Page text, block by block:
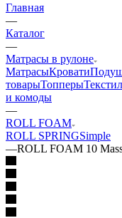
Главная
—
Каталог
—
Матрасы в рулоне
МатрасыКровати
товарыТопперы
и комоды
—
ROLL FOAM
ROLL SPRINGSimple
—ROLL FOAM 10